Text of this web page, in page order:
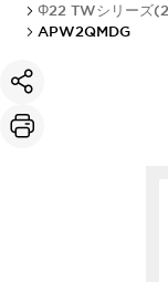
Φ22 TWシリーズ
APW2QMDG